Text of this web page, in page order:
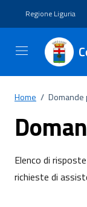
Regione Liguria
Home / Domande
Elenco di
richieste di